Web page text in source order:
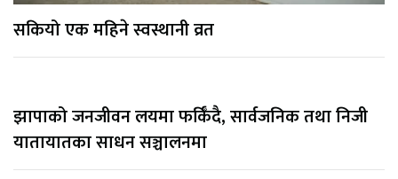
सकियो एक महिने स्वस्थानी व्रत
झापाको जनजीवन लयमा फर्किँदै, सार्वजनिक तथा निजी
यातायातका साधन सञ्चालनमा